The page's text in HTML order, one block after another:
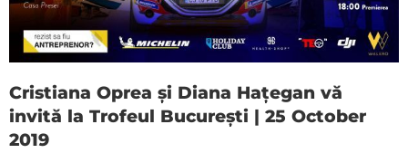
Cristiana Oprea și Diana Hațegan vă
invită la Trofeul București | 25 October
2019